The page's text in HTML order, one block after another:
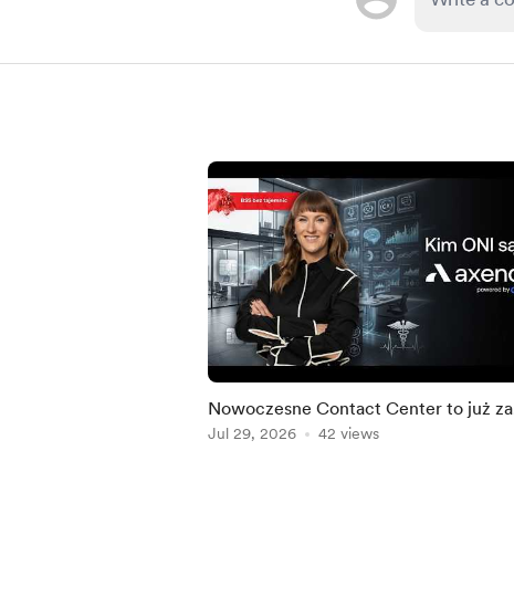
Nowoczesne Contact Center to już za
mało. Dokąd zmierza Customer
Jul 29, 2026 42 views